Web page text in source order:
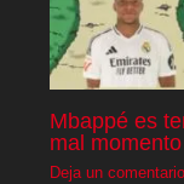
Mbappé es
mal
Deja un comentario